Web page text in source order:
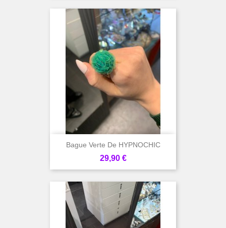
Bague Verte De HYPNOCHIC
Prix
29,90 €